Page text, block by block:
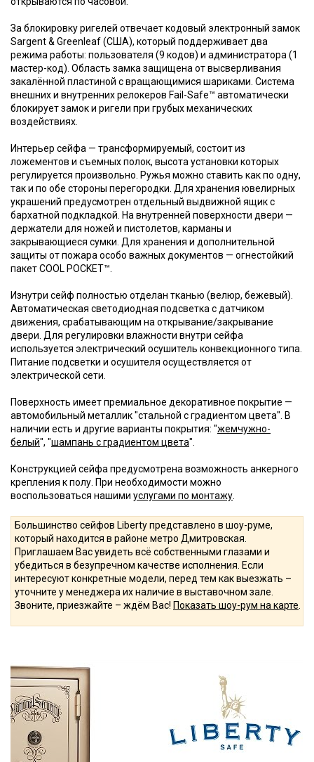
За блокировку ригелей отвечает кодовый электронный замок
Sargent & Greenleaf (США), который поддерживает два
режима работы: пользователя (9 кодов) и администратора (1
мастер-код). Область замка защищена от высверливания
закалённой пластиной с вращающимися шариками. Система
внешних и внутренних релокеров Fail-Safe™ автоматически
блокирует замок и ригели при грубых механических
воздействиях.
Интерьер сейфа — трансформируемый, состоит из
ложементов и съемных полок, высота установки которых
регулируется произвольно. Ружья можно ставить как по одну,
так и по обе стороны перегородки. Для хранения ювелирных
украшений предусмотрен отдельный выдвижной ящик с
бархатной подкладкой. На внутренней поверхности двери —
держатели для ножей и пистолетов, карманы и
закрывающиеся сумки. Для хранения и дополнительной
защиты от пожара особо важных документов — огнестойкий
пакет COOL POCKET™.
Изнутри сейф полностью отделан тканью (велюр, бежевый).
Автоматическая светодиодная подсветка с датчиком
движения, срабатывающим на открывание/закрывание
двери. Для регулировки влажности внутри сейфа
используется электрический осушитель конвекционного типа.
Питание подсветки и осушителя осуществляется от
электрической сети.
Поверхность имеет премиальное декоративное покрытие —
автомобильный металлик "стальной с градиентом цвета". В
наличии есть и другие варианты покрытия: "жемчужно-
белый", "шампань с градиентом цвета".
Конструкцией сейфа предусмотрена возможность анкерного
крепления к полу. При необходимости можно
воспользоваться нашими услугами по монтажу
Большинство сейфов Liberty представлено в шоу-руме,
который находится в районе метро Дмитровская.
Приглашаем Вас увидеть всё собственными глазами и
убедиться в безупречном качестве исполнения. Если
интересуют конкретные модели, перед тем как выезжать –
уточните у менеджера их наличие в выставочном зале.
Звоните, приезжайте – ждём Вас! Показать шоу-рум на карте